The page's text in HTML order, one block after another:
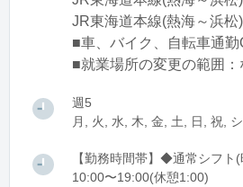
JR東海道本線(熱海～浜松
■車、バイク、自転車通勤
■就業場所の変更の範囲：
週5
月, 火, 水, 木, 金, 土, 日, 祝,
【勤務時間帯】◆通常シフト
10:00〜19:00(休憩1:00)